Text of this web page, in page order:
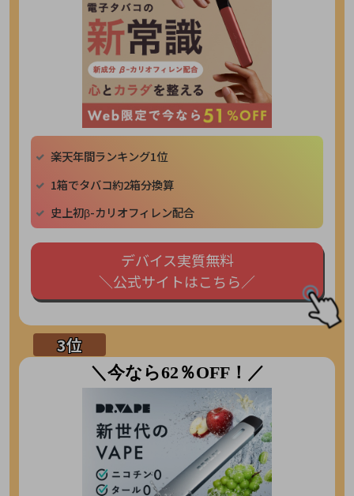
楽天年間ランキング1位
1箱でタバコ約2箱分換算
史上初β-カリオフィレン配合
デバイス実質無料
＼公式サイトはこちら／
＼今なら62％OFF！／